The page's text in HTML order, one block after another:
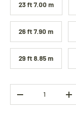
23 ft 7.00 m
26 ft 7.90 m
29 ft 8.85 m
-
+